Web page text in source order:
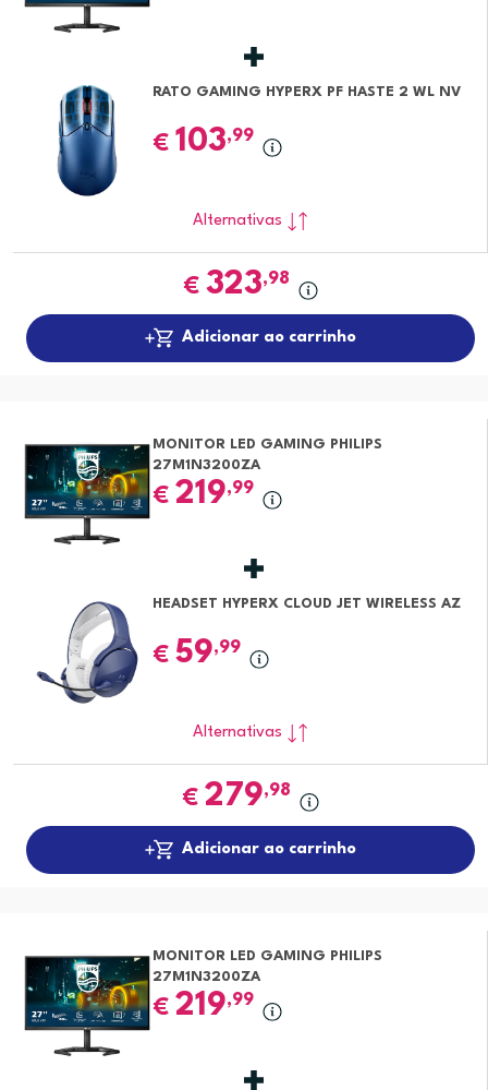
RATO GAMING HYPERX PF HASTE 2 WL NV
€ 103,99
Alternativas
€ 323,98
Adicionar ao carrinho
MONITOR LED GAMING PHILIPS
27M1N3200ZA
€ 219,99
HEADSET HYPERX CLOUD JET WIRELESS AZ
€ 59,99
Alternativas
€ 279,98
Adicionar ao carrinho
MONITOR LED GAMING PHILIPS
27M1N3200ZA
€ 219,99